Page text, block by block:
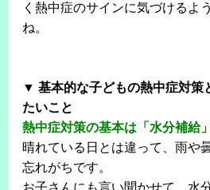
く熱中症のサインに気づけるよ
ね。
▼ 基本的な子どもの熱中症対策
たいこと
熱中症対策の基本は「水分補給」
晴れている日とは違って、雨や
忘れがちです。